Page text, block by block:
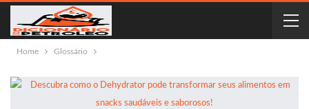
Home Glossário